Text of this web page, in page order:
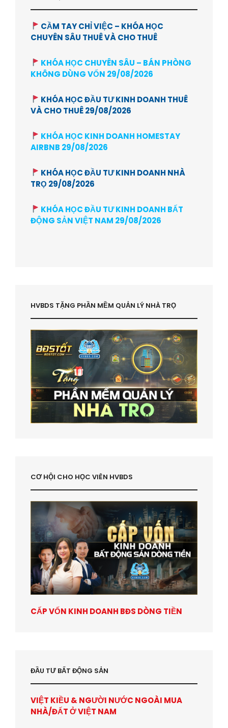
CẦM TAY CHỈ VIỆC – KHÓA HỌC
CHUYÊN SÂU THUÊ VÀ CHO THUÊ
KHÓA HỌC CHUYÊN SÂU – BÁN PHÒNG
KHÔNG DÙNG VỐN 29/08/2026
KHÓA HỌC ĐẦU TƯ KINH DOANH THUÊ
VÀ CHO THUÊ 29/08/2026
KHÓA HỌC KINH DOANH HOMESTAY
AIRBNB 29/08/2026
KHÓA HỌC ĐẦU TƯ KINH DOANH NHÀ
TRỌ 29/08/2026
KHÓA HỌC ĐẦU TƯ KINH DOANH BẤT
ĐỘNG SẢN VIỆT NAM 29/08/2026
HVBDS TẶNG PHẦN MỀM QUẢN LÝ NHÀ TRỌ
CƠ HỘI CHO HỌC VIÊN HVBDS
CẤP VỐN KINH DOANH BĐS DÒNG TIỀN
ĐẦU TƯ BẤT ĐỘNG SẢN
VIỆT KIỀU & NGƯỜI NƯỚC NGOÀI MUA
NHÀ/ĐẤT Ở VIỆT NAM